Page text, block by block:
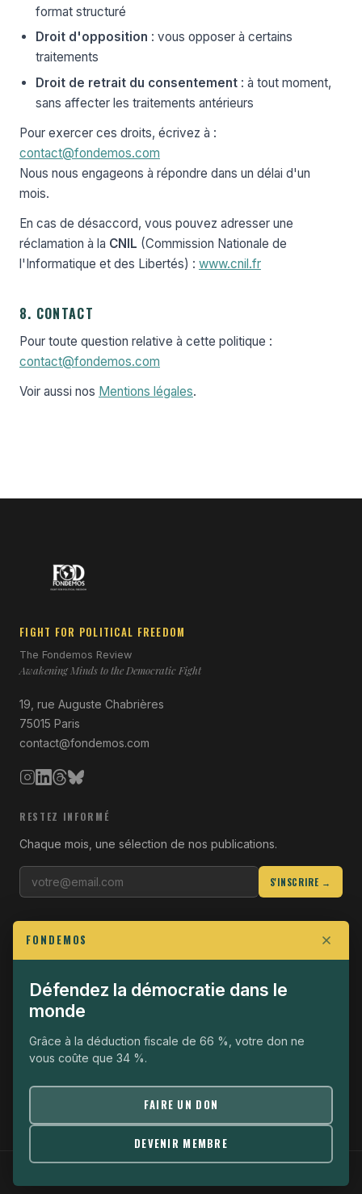
format structuré
Droit d'opposition : vous opposer à certains
traitements
Droit de retrait du consentement : à tout moment,
sans affecter les traitements antérieurs
Pour exercer ces droits, écrivez à :
contact@fondemos.com
Nous nous engageons à répondre dans un délai d'un
mois.
En cas de désaccord, vous pouvez adresser une
réclamation à la CNIL (Commission Nationale de
l'Informatique et des Libertés) : www.cnil.fr
8. CONTACT
Pour toute question relative à cette politique :
contact@fondemos.com
Voir aussi nos Mentions légales.
FIGHT FOR POLITICAL FREEDOM
The Fondemos Review
Awakening Minds to the Democratic Fight
19, rue Auguste Chabrières
75015 Paris
contact@fondemos.com
RESTEZ INFORMÉ
Chaque mois, une sélection de nos publications.
S'INSCRIRE →
Qui sommes-nous
Join the Fight
Opérationnel
The Fondemos Review
Mentions légales
Politique de confidentialité
FONDEMOS
Défendez la démocratie dans le
monde
Grâce à la déduction fiscale de 66 %, votre don ne
vous coûte que 34 %.
FAIRE UN DON
DEVENIR MEMBRE